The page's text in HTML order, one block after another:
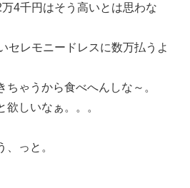
4千円はそう高いとは思わな
セレモニードレスに数万払うよ
ゃうから食べへんしな～。
欲しいなぁ。。。
、っと。